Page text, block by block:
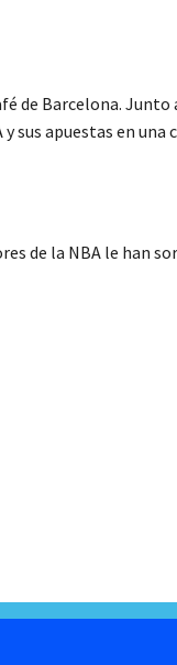
de Barcelona. Junto
apuestas en una
de la NBA le han